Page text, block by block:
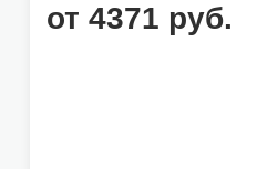
от 4371 руб.